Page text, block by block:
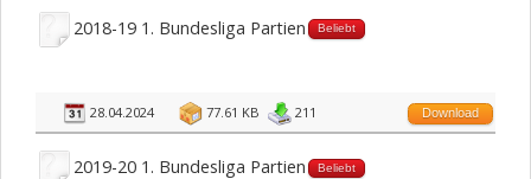
2018-19 1. Bundesliga Partien Beliebt
28.04.2024 77.61 KB 211 Download
2019-20 1. Bundesliga Partien Beliebt